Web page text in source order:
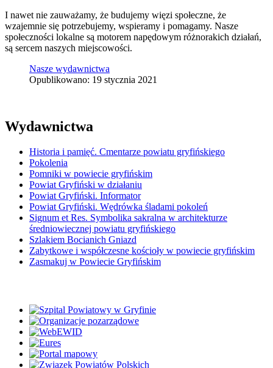
I nawet nie zauważamy, że budujemy więzi społeczne, że
wzajemnie się potrzebujemy, wspieramy i pomagamy. Nasze
społeczności lokalne są motorem napędowym różnorakich działań,
są sercem naszych miejscowości.
Nasze wydawnictwa
Opublikowano: 19 stycznia 2021
Wydawnictwa
Historia i pamięć. Cmentarze powiatu gryfińskiego
Pokolenia
Pomniki w powiecie gryfińskim
Powiat Gryfiński w działaniu
Powiat Gryfiński. Informator
Powiat Gryfiński. Wędrówka śladami pokoleń
Signum et Res. Symbolika sakralna w architekturze
średniowiecznej powiatu gryfińskiego
Szlakiem Bocianich Gniazd
Zabytkowe i współczesne kościoły w powiecie gryfińskim
Zasmakuj w Powiecie Gryfińskim